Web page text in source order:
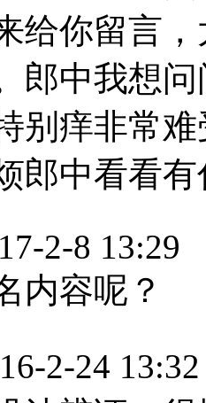
给你留言
郎中我想
别痒非常
郎中看看
2-8 13:29
内容呢？
2-24 13:32